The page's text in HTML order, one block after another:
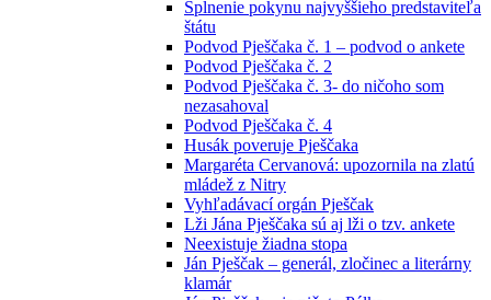
Splnenie pokynu najvyššieho predstaviteľa
štátu
Podvod Pješčaka č. 1 – podvod o ankete
Podvod Pješčaka č. 2
Podvod Pješčaka č. 3- do ničoho som
nezasahoval
Podvod Pješčaka č. 4
Husák poveruje Pješčaka
Margaréta Cervanová: upozornila na zlatú
mládež z Nitry
Vyhľadávací orgán Pješčak
Lži Jána Pješčaka sú aj lži o tzv. ankete
Neexistuje žiadna stopa
Ján Pješčak – generál, zločinec a literárny
klamár